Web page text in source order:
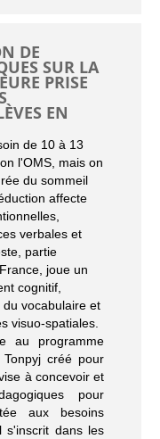
DE
SUR LA
PRISE
EN
de 10 à 13
l'OMS, mais on
du sommeil
affecte
verbales et
partie
joue un
cognitif,
vocabulaire et
visuo-spatiales.
au programme
Tonpyj créé pour
à concevoir et
pour
aux besoins
s'inscrit dans les